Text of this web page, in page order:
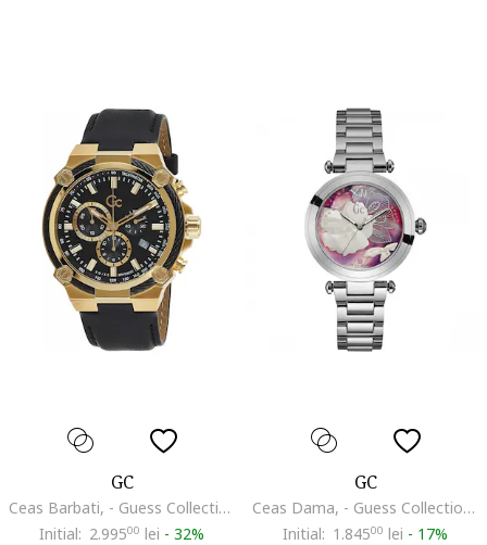
GC
Ceas Barbati, - Guess Collection, CableForce 399286013
Initial: 2.99500 lei - 32%
GC
Ceas Dama, - Guess Collection, LadyChic, Argintiu
Initial: 1.84500 lei - 17%